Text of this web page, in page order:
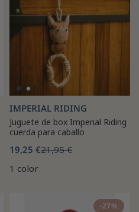
IMPERIAL RIDING
Juguete de box Imperial Riding
cuerda para caballo
19,25 €21,95 €
1 color
-27%